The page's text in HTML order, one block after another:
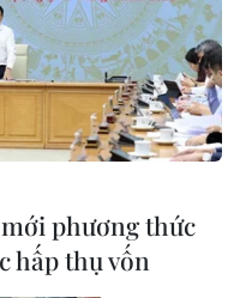
Bản
quốc
phương thức
hấp thụ vốn